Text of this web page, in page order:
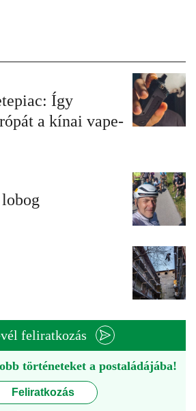
Így
a kínai vape-
feliratkozás
történeteket a postaládájába!
Feliratkozás